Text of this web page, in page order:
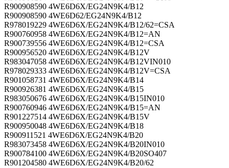
R900908590 4WE6D6X/EG24N9K4/B12
R900908590 4WE6D62/EG24N9K4/B12
R978019229 4WE6D6X/EG24N9K4/B12/62=CSA
R900760958 4WE6D6X/EG24N9K4/B12=AN
R900739556 4WE6D6X/EG24N9K4/B12=CSA
R900956520 4WE6D6X/EG24N9K4/B12V
R983047058 4WE6D6X/EG24N9K4/B12VIN010
R978029333 4WE6D6X/EG24N9K4/B12V=CSA
R901058731 4WE6D6X/EG24N9K4/B14
R900926381 4WE6D6X/EG24N9K4/B15
R983050676 4WE6D6X/EG24N9K4/B15IN010
R900760946 4WE6D6X/EG24N9K4/B15=AN
R901227514 4WE6D6X/EG24N9K4/B15V
R900950048 4WE6D6X/EG24N9K4/B18
R900911521 4WE6D6X/EG24N9K4/B20
R983073458 4WE6D6X/EG24N9K4/B20IN010
R900784100 4WE6D6X/EG24N9K4/B20SO407
R901204580 4WE6D6X/EG24N9K4/B20/62